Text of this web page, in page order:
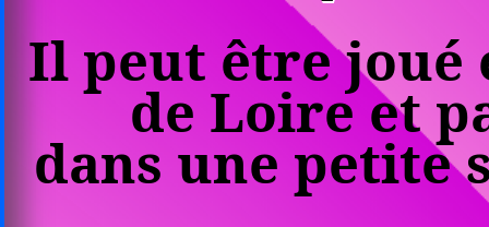
Il peut être joué
de Loireet
dans une petite